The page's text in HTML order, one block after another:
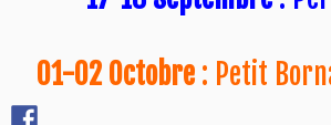
01-02 Octobre : Petit